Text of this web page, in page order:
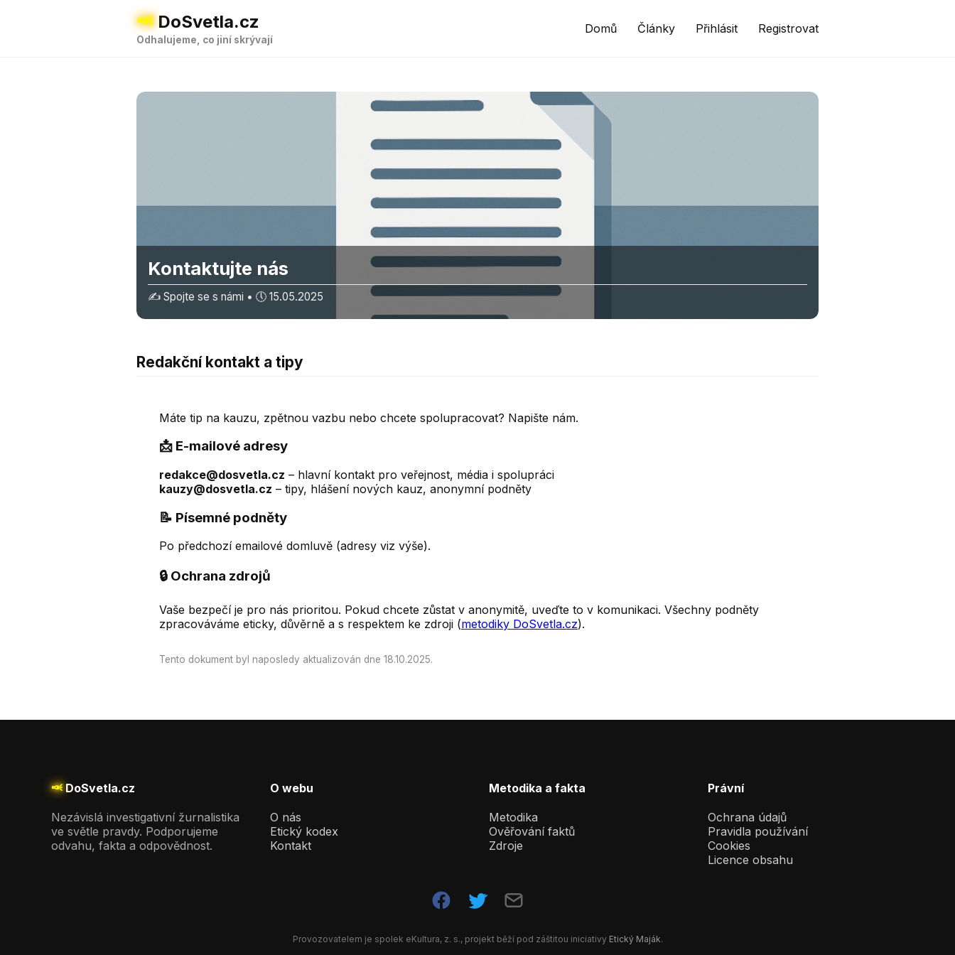
🔦DoSvetla.cz
Odhalujeme, co jiní skrývají
Domů Články Přihlásit Registrovat
Kontaktujte nás
✍️ Spojte se s námi • 🕔 15.05.2025
Redakční kontakt a tipy
Máte tip na kauzu, zpětnou vazbu nebo chcete spolupracovat? Napište nám.
📩 E-mailové adresy
redakce@dosvetla.cz – hlavní kontakt pro veřejnost, média i spolupráci
kauzy@dosvetla.cz – tipy, hlášení nových kauz, anonymní podněty
📝 Písemné podněty
Po předchozí emailové domluvě (adresy viz výše).
🔒 Ochrana zdrojů
Vaše bezpečí je pro nás prioritou. Pokud chcete zůstat v anonymitě, uveďte to v komunikaci. Všechny podněty
zpracováváme eticky, důvěrně a s respektem ke zdroji (metodiky DoSvetla.cz).
Tento dokument byl naposledy aktualizován dne 18.10.2025.
🔦DoSvetla.cz
Nezávislá investigativní žurnalistika
ve světle pravdy. Podporujeme
odvahu, fakta a odpovědnost.
O webu
O nás
Etický kodex
Kontakt
Metodika a fakta
Metodika
Ověřování faktů
Zdroje
Právní
Ochrana údajů
Pravidla používání
Cookies
Licence obsahu
Provozovatelem je spolek eKultura, z. s., projekt běží pod záštitou iniciativy Etický Maják.